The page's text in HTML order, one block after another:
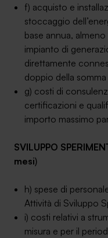
f) acquisto e
stoccaggio
base annua,
impianto di
direttamente
doppio della
g) costi di
certificazioni e
importo massimo
SVILUPPO
mesi)
h) spese di
Attività di Sviluppo
i) costi relativi a
misura e per il